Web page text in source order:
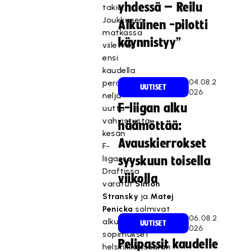
takia.
Joukkueen
matkassa
viilettää
ensi
kaudella
peräti
neljä
uutta
vahvistusta:
kesän
F-
liigassa
Draftissa
varatutSimon
Stransky ja Matej
Penickasolmivat
alkukesästä
sopimukset
helsinkiläisseuran
yhdessä – Reilu
Aikuinen -pilotti
käynnistyy”
UUTISET
04.08.2
026
F-liigan alku
häämöttää:
Avauskierrokset
syyskuun toisella
viikolla
UUTISET
06.08.2
026
Pelipassit kaudelle